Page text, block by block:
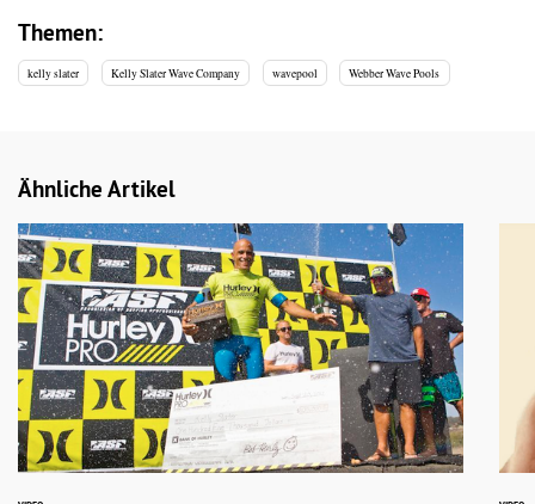
Themen:
kelly slater Kelly Slater Wave Company wavepool Webber Wave Pools
Ähnliche Artikel